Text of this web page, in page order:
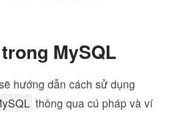
MySQL
hướng dẫn cách sử dụng
thông qua cú pháp và ví